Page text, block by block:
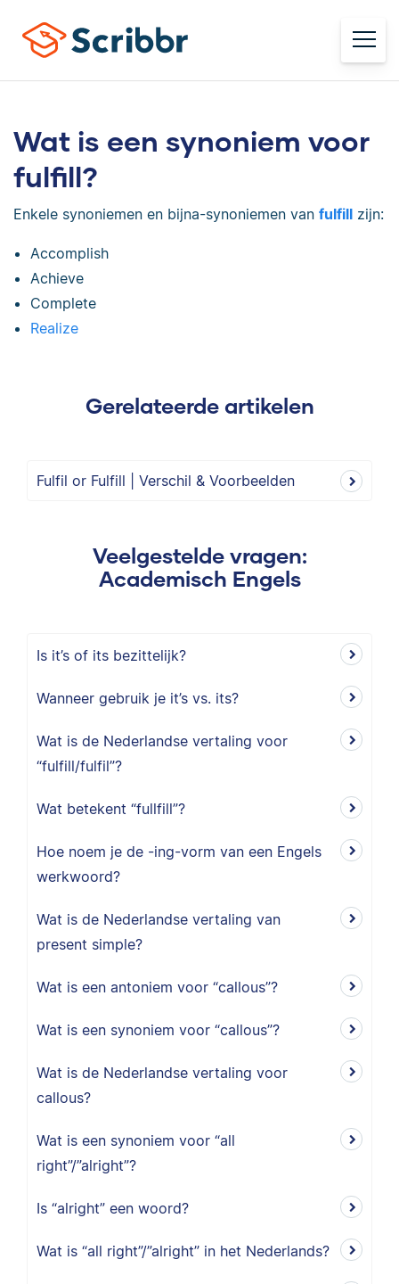
Wat is een synoniem voor
fulfill?
Enkele synoniemen en bijna-synoniemen van fulfill zijn:
Accomplish
Achieve
Complete
Realize
Gerelateerde artikelen
Fulfil or Fulfill | Verschil & Voorbeelden
Veelgestelde vragen:
Academisch Engels
Is it’s of its bezittelijk?
Wanneer gebruik je it’s vs. its?
Wat is de Nederlandse vertaling voor
“fulfill/fulfil”?
Wat betekent “fullfill”?
Hoe noem je de -ing-vorm van een Engels
werkwoord?
Wat is de Nederlandse vertaling van
present simple?
Wat is een antoniem voor “callous”?
Wat is een synoniem voor “callous”?
Wat is de Nederlandse vertaling voor
callous?
Wat is een synoniem voor “all
right”/”alright”?
Is “alright” een woord?
Wat is “all right”/”alright” in het Nederlands?